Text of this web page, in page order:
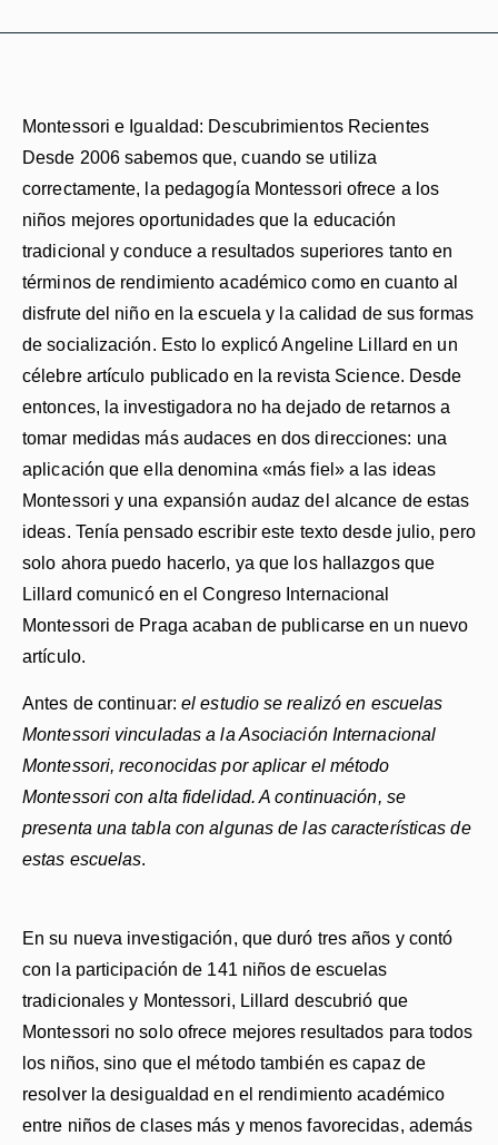
Montessori e Igualdad: Descubrimientos Recientes
Desde 2006 sabemos que, cuando se utiliza
correctamente, la pedagogía Montessori ofrece a los
niños mejores oportunidades que la educación
tradicional y conduce a resultados superiores tanto en
términos de rendimiento académico como en cuanto al
disfrute del niño en la escuela y la calidad de sus formas
de socialización. Esto lo explicó Angeline Lillard en un
célebre artículo publicado en la revista Science. Desde
entonces, la investigadora no ha dejado de retarnos a
tomar medidas más audaces en dos direcciones: una
aplicación que ella denomina «más fiel» a las ideas
Montessori y una expansión audaz del alcance de estas
ideas. Tenía pensado escribir este texto desde julio, pero
solo ahora puedo hacerlo, ya que los hallazgos que
Lillard comunicó en el Congreso Internacional
Montessori de Praga acaban de publicarse en un nuevo
artículo.
Antes de continuar: el estudio se realizó en escuelas
Montessori vinculadas a la Asociación Internacional
Montessori, reconocidas por aplicar el método
Montessori con alta fidelidad. A continuación, se
presenta una tabla con algunas de las características de
estas escuelas.
En su nueva investigación, que duró tres años y contó
con la participación de 141 niños de escuelas
tradicionales y Montessori, Lillard descubrió que
Montessori no solo ofrece mejores resultados para todos
los niños, sino que el método también es capaz de
resolver la desigualdad en el rendimiento académico
entre niños de clases más y menos favorecidas, además